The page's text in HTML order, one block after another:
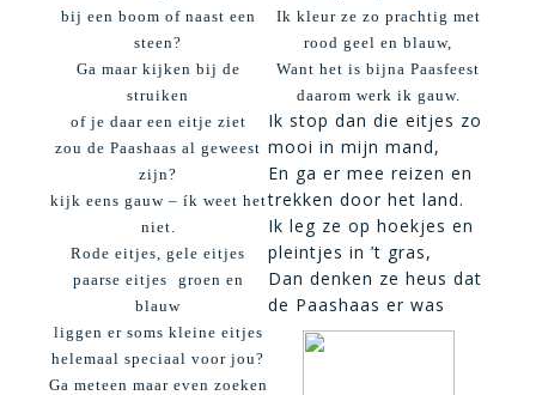
bij een boom of naast een
steen?
Ga maar kijken bij de
struiken
of je daar een eitje ziet
zou de Paashaas al geweest
zijn?
kijk eens gauw – ík weet het
niet.
Rode eitjes, gele eitjes
paarse eitjes  groen en
blauw
liggen er soms kleine eitjes
helemaal speciaal voor jou?
Ga meteen maar even zoeken
Ik kleur ze zo prachtig met
rood geel en blauw,
Want het is bijna Paasfeest
daarom werk ik gauw.
Ik stop dan die eitjes zo
mooi in mijn mand,
En ga er mee reizen en
trekken door het land.
Ik leg ze op hoekjes en
pleintjes in ’t gras,
Dan denken ze heus dat
de Paashaas er was